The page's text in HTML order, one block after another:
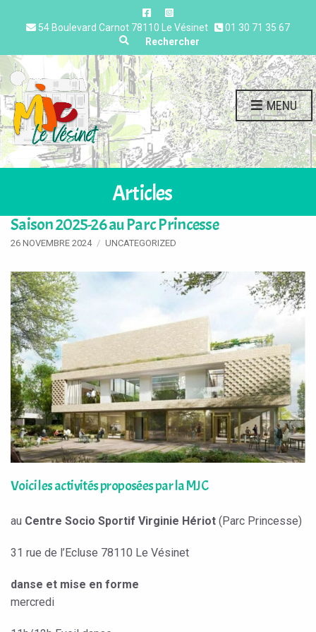
54 Boulevard Carnot 78110 Le Vésinet
01 30 71 35 67
Expand search form
Rechercher
MENU
Articles
Saison 2025-26 au Parc Princesse
26 NOVEMBRE 2024 UNCATEGORIZED
Voici les activités proposées par la MJC
au Centre Socio Sportif Virginie Hériot (Parc Princesse)
31 rue de l’Ecluse 78110 Le Vésinet
danse et mise en forme
mercredi